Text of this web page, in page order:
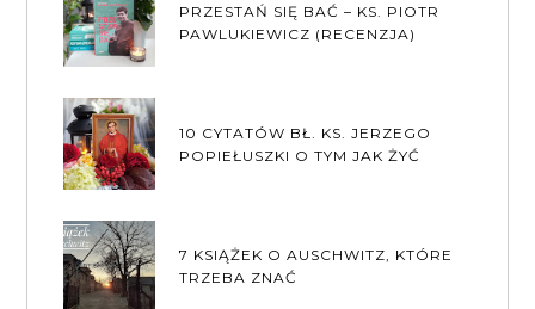
PRZESTAŃ SIĘ BAĆ – KS. PIOTR
PAWLUKIEWICZ (RECENZJA)
10 CYTATÓW BŁ. KS. JERZEGO
POPIEŁUSZKI O TYM JAK ŻYĆ
7 KSIĄŻEK O AUSCHWITZ, KTÓRE
TRZEBA ZNAĆ